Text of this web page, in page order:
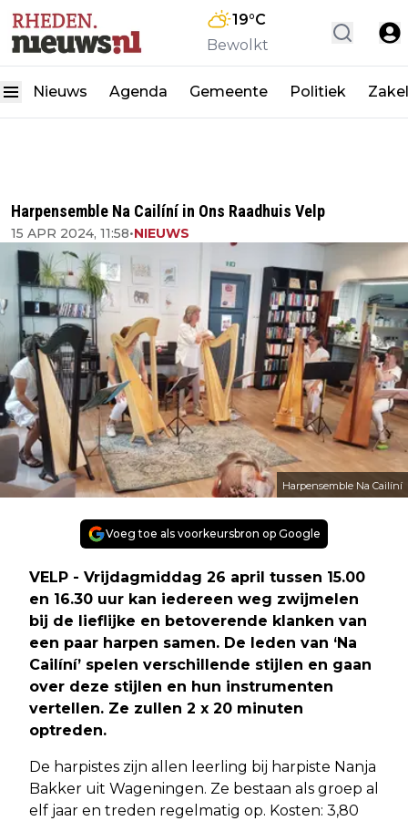
19°C
Bewolkt
Nieuws Agenda Gemeente Politiek
Harpensemble Na Cailíní in Ons Raadhuis Velp
15 APR 2024, 11:58•NIEUWS
Harpensemble Na Cailíní
Voeg toe als voorkeursbron op Google
VELP - Vrijdagmiddag 26 april tussen 15.00
en 16.30 uur kan iedereen weg zwijmelen
bij de lieflijke en betoverende klanken van
een paar harpen samen. De leden van ‘Na
Cailíní’ spelen verschillende stijlen en gaan
over deze stijlen en hun instrumenten
vertellen. Ze zullen 2 x 20 minuten
optreden.
De harpistes zijn allen leerling bij harpiste Nanja
Bakker uit Wageningen. Ze bestaan als groep al
elf jaar en treden regelmatig op. Kosten: 3,80